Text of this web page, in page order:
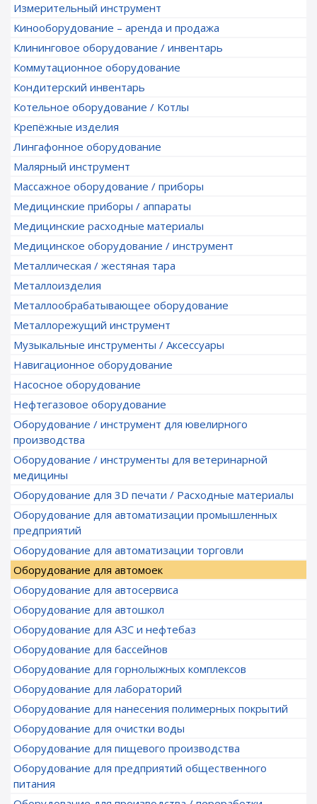
Измерительный инструмент
Кинооборудование – аренда и продажа
Клининговое оборудование / инвентарь
Коммутационное оборудование
Кондитерский инвентарь
Котельное оборудование / Котлы
Крепёжные изделия
Лингафонное оборудование
Малярный инструмент
Массажное оборудование / приборы
Медицинские приборы / аппараты
Медицинские расходные материалы
Медицинское оборудование / инструмент
Металлическая / жестяная тара
Металлоизделия
Металлообрабатывающее оборудование
Металлорежущий инструмент
Музыкальные инструменты / Аксессуары
Навигационное оборудование
Насосное оборудование
Нефтегазовое оборудование
Оборудование / инструмент для ювелирного
производства
Оборудование / инструменты для ветеринарной
медицины
Оборудование для 3D печати / Расходные материалы
Оборудование для автоматизации промышленных
предприятий
Оборудование для автоматизации торговли
Оборудование для автомоек
Оборудование для автосервиса
Оборудование для автошкол
Оборудование для АЗС и нефтебаз
Оборудование для бассейнов
Оборудование для горнолыжных комплексов
Оборудование для лабораторий
Оборудование для нанесения полимерных покрытий
Оборудование для очистки воды
Оборудование для пищевого производства
Оборудование для предприятий общественного
питания